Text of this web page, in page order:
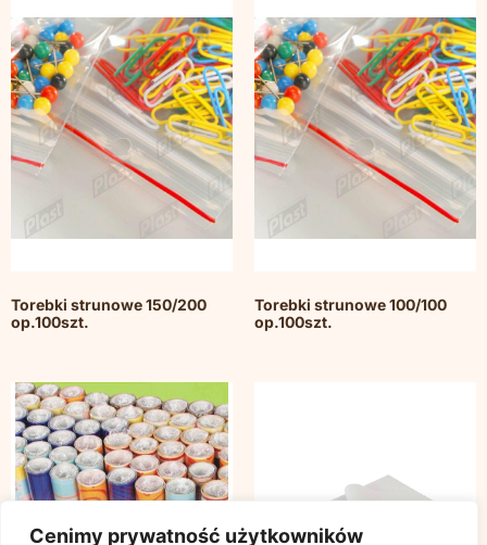
Cenimy prywatność użytkowników
Torebki strunowe 150/200
op.100szt.
Torebki strunowe 100/100
op.100szt.